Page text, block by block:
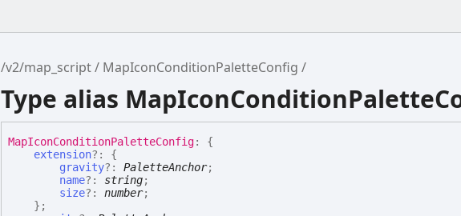
/v2/map_script MapIconConditionPaletteConfig
Type alias
MapIconConditionPaletteConfig:
{
extension?: {
gravity?:PaletteAnchor;
name?: string;
size?:number;
} ;